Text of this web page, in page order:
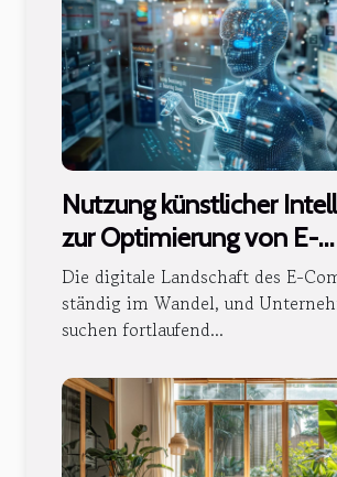
Nutzung künstlicher
zur Optimierung von E-
Commerce-Plattformen
Die digitale Landschaft des E-
ständig im Wandel, und
suchen fortlaufend...